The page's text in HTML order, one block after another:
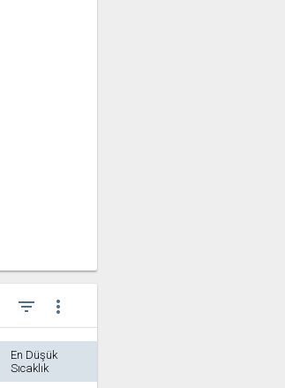
filter_list more_vert
En Düşük
Sıcaklık